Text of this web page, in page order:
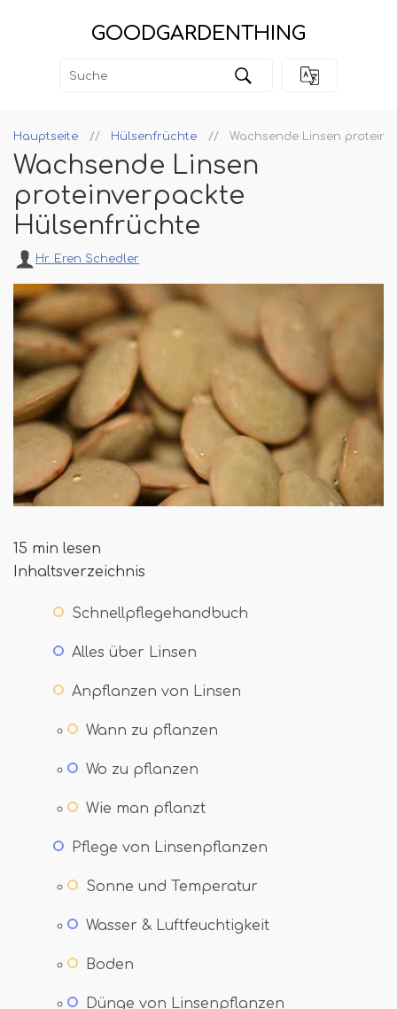
GOODGARDENTHING
Hauptseite Hülsenfrüchte Wachsende Linsen
Wachsende Linsen
proteinverpackte
Hülsenfrüchte
Hr. Eren Schedler
15 min lesen
Inhaltsverzeichnis
Schnellpflegehandbuch
Alles über Linsen
Anpflanzen von Linsen
Wann zu pflanzen
Wo zu pflanzen
Wie man pflanzt
Pflege von Linsenpflanzen
Sonne und Temperatur
Wasser & Luftfeuchtigkeit
Boden
Dünge von Linsenpflanzen